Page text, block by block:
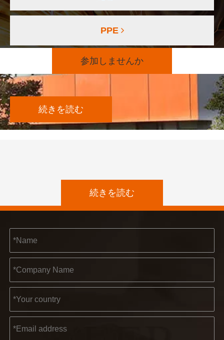
PPE
参加しませんか
続きを読む
続きを読む